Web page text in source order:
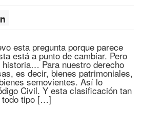
esta pregunta porque parece
está a punto de cambiar. Pero
historia… Para nuestro derecho
es decir, bienes patrimoniales,
semovientes. Así lo
Civil. Y esta clasificación tan
todo tipo […]